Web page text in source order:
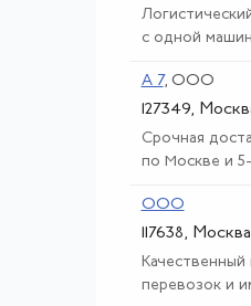
с одной
А 7, ООО
127349,
Срочная
по Москве и
ООО
117638,
перевозок и